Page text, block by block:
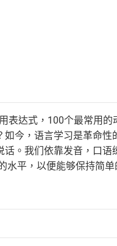
表达式，100个最常用
今，语言学习是革命
。我们依靠发音，口
平，以便能够保持简